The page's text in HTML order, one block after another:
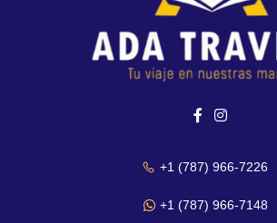
+1 (787) 966-7226
+1 (787) 966-7148